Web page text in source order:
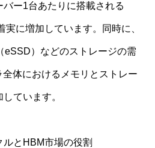
ー1台あたりに搭載される
に増加しています。同時に、
eSSD）などのストレージの需
体におけるメモリとストレー
ています。
ルとHBM市場の役割